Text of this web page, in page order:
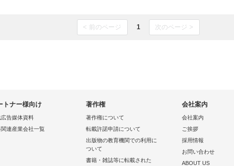
< 前のページ 1 次のページ >
トナー様向け
告媒体資料
連産業会社一覧
著作権
著作権について
転載許諾申請について
出版物の教育機関での利用に
ついて
書籍・雑誌等に転載された
会社案内
会社案内
ご挨拶
採用情報
お問い合わせ
ABOUT US